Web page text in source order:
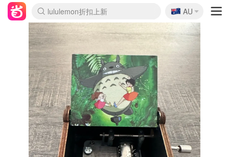
lululemon折扣上新
Sasa美妆护肤3.5折
SSENSE年中2.5折
FreshBeauty好价汇总
Cettire降价+叠9折
WWS Coles超市实拍
viagogo二手票捡漏
Myer超级周末
The Outnet奢牌1折起
David Jones 3折起
Flannels大牌1折
Perfumes Club护肤1折
AMIRO面罩$251
Amazon折扣汇总
eToro入金$200送$50
Amazon数码好物
ICONIC本周7.5折
ThedoubleF高奢地板价
Moose Knuckles 6折
丝芙兰5折起
EUFY摄像头$98
Selenichast首饰2折
Trip机票酒店促销
YSL送5件彩妆礼
Amazon家居好物
Amazon美妆护肤
雅漾大喷$8
过敏原检测盒$33
伊索独家赠50ml沐浴露
科颜氏高保湿面霜$29
SEALIFE海洋馆门票6折
丝塔芙大白罐$16
订阅Newsletter送香薰
Cult Beauty 6.8折
Harrods圣诞日历$525
LN-CC奢牌私促3折
d'Alba空姐喷雾$16
EVE LOM套装£56
Bernardelli独家4折
Adore Beauty 6折起
CT圣诞日历
Mytheresa奢品2.7折
Luxury Escapes 9折
Currentbody美容仪$881
MOON Garden Live
Roborock扫地机$649
Tingo Life水杯$24
Valentino官网5折
CR洗护套装$23
修丽可4件套$159
Myer彩妆2件7折
GANNI官网4.5折
Stylevana韩妆4折
Tessabit高奢8.5折
OGX洗发水$11
Amazon阿德莱德次日达
卡诗8.5折+赠礼
Philips Hue灯具8折
🇦🇺
AU